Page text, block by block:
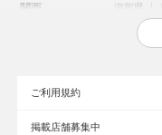
関西 滋賀県
鳥取県
ご利用規約
掲載店舗募集中